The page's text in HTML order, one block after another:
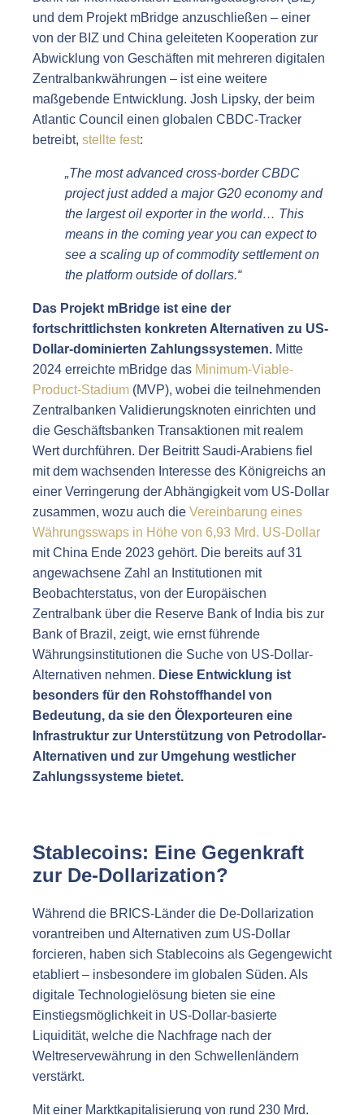
und dem Projekt mBridge anzuschließen – einer
von der BIZ und China geleiteten Kooperation zur
Abwicklung von Geschäften mit mehreren digitalen
Zentralbankwährungen – ist eine weitere
maßgebende Entwicklung. Josh Lipsky, der beim
Atlantic Council einen globalen CBDC-Tracker
betreibt, stellte fest:
„The most advanced cross-border CBDC
project just added a major G20 economy and
the largest oil exporter in the world… This
means in the coming year you can expect to
see a scaling up of commodity settlement on
the platform outside of dollars.“
Das Projekt mBridge ist eine der
fortschrittlichsten konkreten Alternativen zu US-
Dollar-dominierten Zahlungssystemen. Mitte
2024 erreichte mBridge das Minimum-Viable-
Product-Stadium (MVP), wobei die teilnehmenden
Zentralbanken Validierungsknoten einrichten und
die Geschäftsbanken Transaktionen mit realem
Wert durchführen. Der Beitritt Saudi-Arabiens fiel
mit dem wachsenden Interesse des Königreichs an
einer Verringerung der Abhängigkeit vom US-Dollar
zusammen, wozu auch die Vereinbarung eines
Währungsswaps in Höhe von 6,93 Mrd. US-Dollar
mit China Ende 2023 gehört. Die bereits auf 31
angewachsene Zahl an Institutionen mit
Beobachterstatus, von der Europäischen
Zentralbank über die Reserve Bank of India bis zur
Bank of Brazil, zeigt, wie ernst führende
Währungsinstitutionen die Suche von US-Dollar-
Alternativen nehmen. Diese Entwicklung ist
besonders für den Rohstoffhandel von
Bedeutung, da sie den Ölexporteuren eine
Infrastruktur zur Unterstützung von Petrodollar-
Alternativen und zur Umgehung westlicher
Zahlungssysteme bietet.
Stablecoins: Eine Gegenkraft
zur De-Dollarization?
Während die BRICS-Länder die De-Dollarization
vorantreiben und Alternativen zum US-Dollar
forcieren, haben sich Stablecoins als Gegengewicht
etabliert – insbesondere im globalen Süden. Als
digitale Technologielösung bieten sie eine
Einstiegsmöglichkeit in US-Dollar-basierte
Liquidität, welche die Nachfrage nach der
Weltreservewährung in den Schwellenländern
verstärkt.
Mit einer Marktkapitalisierung von rund 230 Mrd.